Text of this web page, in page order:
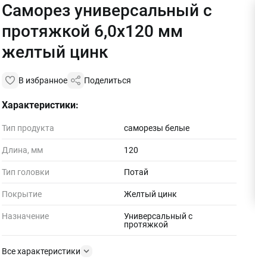
Саморез универсальный с
протяжкой 6,0х120 мм
желтый цинк
В избранное Поделиться
Характеристики:
Тип продукта саморезы белые
Длина, мм 120
Тип головки Потай
Покрытие Желтый цинк
Назначение
Универсальный с
протяжкой
Все характеристики